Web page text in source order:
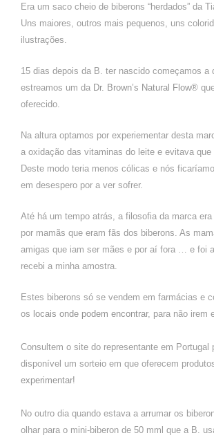
Era um saco cheio de biberons “herdados” da
Uns maiores, outros mais pequenos, uns
ilustrações.
15 dias depois da B. ter nascido começamos a
estreamos um da Dr. Brown’s Natural Flow®
oferecido.
Na altura optamos por experiementar desta
a oxidação das vitaminas do leite e evitava que
Deste modo teria menos cólicas e nós
em desespero por a ver sofrer.
Até há um tempo atrás, a filosofia da marca
por mamãs que eram fãs dos biberons. As
amigas que iam ser mães e por aí fora … e foi
recebi a minha amostra.
Estes biberons só se vendem em farmácias e
os locais onde podem encontrar, para não irem
Consultem o site do representante em Portugal
disponível um sorteio em que oferecem
experimentar!
No outro dia quando estava a arrumar os
olhar para o mini-biberon de 50 mml que a B.